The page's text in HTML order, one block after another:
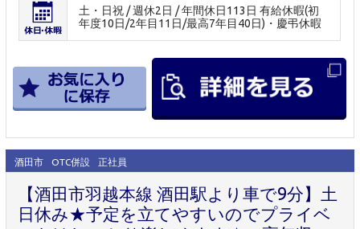
土・日祝 / 週休2日 / 年間休日113日 有給休暇(初
年度10日/2年目11日/最高7年目40日)・慶弔休暇
酒田市 OTC併設 正社員
【酒田市羽越本線 酒田駅より車で9分】土
日休み★予定を立てやすいのでプライベ